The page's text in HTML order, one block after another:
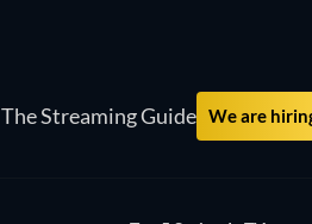
The Streaming Guide We are